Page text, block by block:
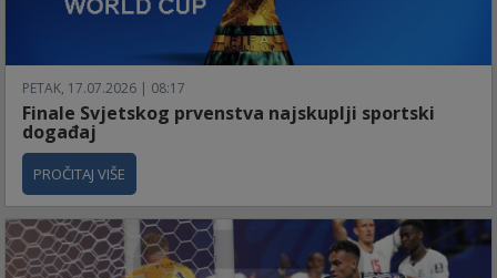
PETAK, 17.07.2026 | 08:17
Finale Svjetskog prvenstva najskuplji sportski
događaj
PROČITAJ VIŠE